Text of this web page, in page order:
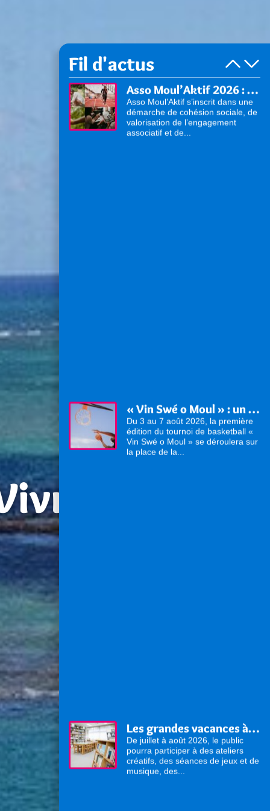
Fil d'actus
Asso Moul’Aktif 2026 : venez présenter vos activités !
Asso Moul’Aktif s’inscrit dans une
démarche de cohésion sociale, de
valorisation de l’engagement
associatif et de...
« Vin Swé o Moul » : un tournoi de basketball au cœur du Moule
Du 3 au 7 août 2026, la première
édition du tournoi de basketball «
Vin Swé o Moul » se déroulera sur
la place de la...
Les grandes vacances à la médiathèque !
De juillet à août 2026, le public
pourra participer à des ateliers
créatifs, des séances de jeux et de
musique, des...